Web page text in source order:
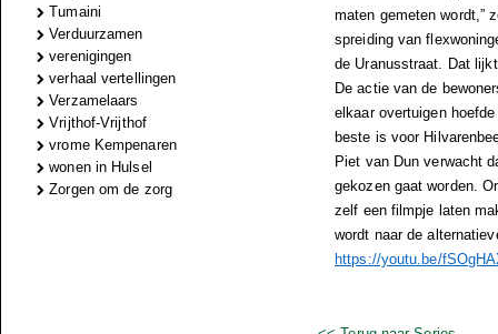
Tumaini
Verduurzamen
verenigingen
verhaal vertellingen
Verzamelaars
Vrijthof-Vrijthof
vrome Kempenaren
wonen in Hulsel
Zorgen om de zorg
maten gemeten wordt,”
spreiding van
de Uranusstraat. Dat
De actie van de
elkaar overtuigen
beste is voor
Piet van Dun verwacht
gekozen gaat worden.
zelf een filmpje laten
wordt naar de
https://youtu.be/